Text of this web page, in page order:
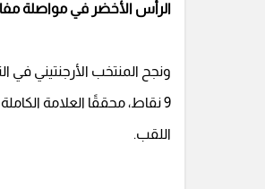
الرأس الأخضر في مواصلة مفاجآته وبلوغ دور
ونجح المنتخب الأرجنتيني في
9 نقاط، محققًا العلامة
اللقب.